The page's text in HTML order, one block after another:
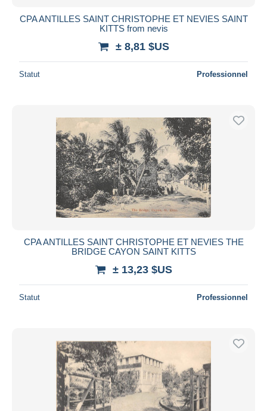
CPA ANTILLES SAINT CHRISTOPHE ET NEVIES SAINT
KITTS from nevis
± 8,81 $US
Statut Professionnel
CPA ANTILLES SAINT CHRISTOPHE ET NEVIES THE
BRIDGE CAYON SAINT KITTS
± 13,23 $US
Statut Professionnel